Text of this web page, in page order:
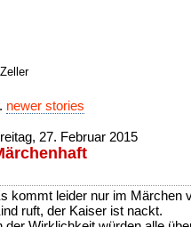
newer stories
27. Februar 2015
kommt leider nur im Märchen
ruft, der Kaiser ist nackt.